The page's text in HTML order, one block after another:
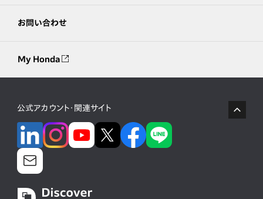
お問い合わせ
My Honda
公式アカウント・関連サイト